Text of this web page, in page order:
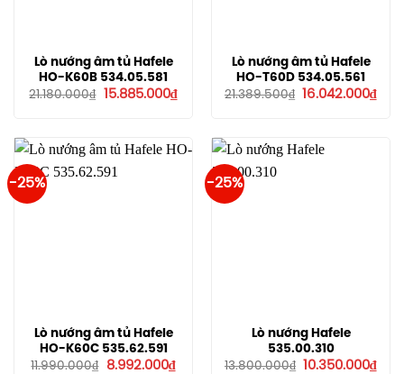
Lò nướng âm tủ Hafele
HO-K60B 534.05.581
21.180.000₫
Giá
15.885.000₫Giá
15.885.000₫.
Lò nướng âm tủ Hafele
HO-T60D 534.05.561
21.389.500₫ Giá
16.042.000₫Giá
-25%
Lò nướng âm tủ Hafele
HO-K60C 535.62.591
11.990.000₫
Giá
8.992.000₫Giá
-25%
Lò nướng Hafele
535.00.310
13.800.000₫ Giá
10.350.000₫Giá